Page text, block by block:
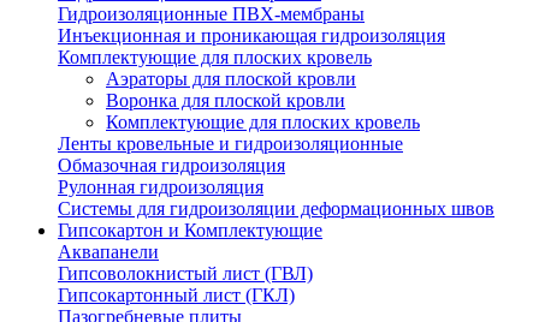
Гидроизоляционные ПВХ-мембраны
Инъекционная и проникающая гидроизоляция
Комплектующие для плоских кровель
Аэраторы для плоской кровли
Воронка для плоской кровли
Комплектующие для плоских кровель
Ленты кровельные и гидроизоляционные
Обмазочная гидроизоляция
Рулонная гидроизоляция
Системы для гидроизоляции деформационных швов
Гипсокартон и Комплектующие
Аквапанели
Гипсоволокнистый лист (ГВЛ)
Гипсокартонный лист (ГКЛ)
Пазогребневые плиты